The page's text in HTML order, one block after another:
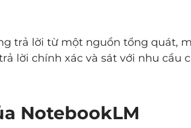
trả lời từ một nguồn tổng quát,
lời chính xác và sát với nhu cầu
NotebookLM